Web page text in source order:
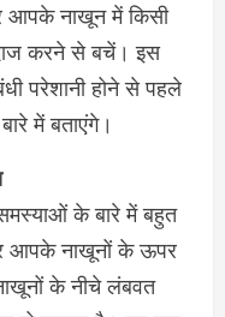
आपके नाखून में किसी
करने से बचें। इस
परेशानी होने से पहले
में बताएंगे।
के बारे में बहुत
आपके नाखूनों के ऊपर
के नीचे लंबवत